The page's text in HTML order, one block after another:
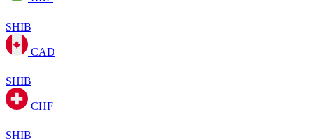
SHIB
CAD
SHIB
CHF
SHIB